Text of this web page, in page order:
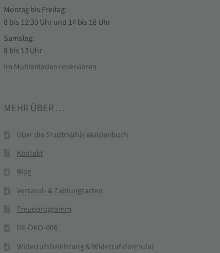
Montag bis Freitag:
8 bis 12:30 Uhr und 14 bis 18 Uhr
Samstag:
8 bis 13 Uhr
Im Mühlenladen reservieren
MEHR ÜBER …
Über die Stadtmühle Waldenbuch
Kontakt
Blog
Versand- & Zahlungsarten
Treueprogramm
DE-ÖKO-006
Widerrufsbelehrung & Widerrufsformular